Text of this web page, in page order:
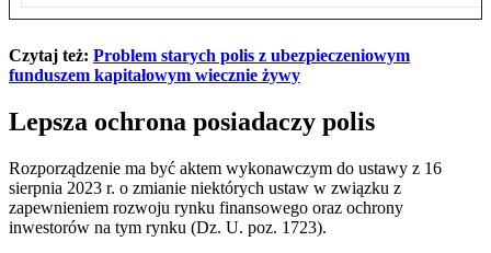
Czytaj też: Problem starych polis z ubezpieczeniowym
funduszem kapitałowym wiecznie żywy
Lepsza ochrona posiadaczy polis
Rozporządzenie ma być aktem wykonawczym do ustawy z 16
sierpnia 2023 r. o zmianie niektórych ustaw w związku z
zapewnieniem rozwoju rynku finansowego oraz ochrony
inwestorów na tym rynku (Dz. U. poz. 1723).